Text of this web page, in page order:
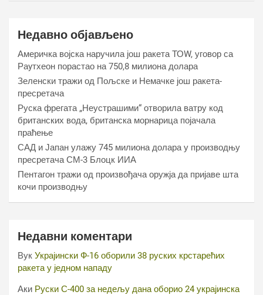
Недавно објављено
Америчка војска наручила још ракета ТОW, уговор са
Раyтхеон порастао на 750,8 милиона долара
Зеленски тражи од Пољске и Немачке још ракета-
пресретача
Руска фрегата „Неустрашими“ отворила ватру код
британских вода, британска морнарица појачала
праћење
САД и Јапан улажу 745 милиона долара у производњу
пресретача СМ-3 Блоцк ИИА
Пентагон тражи од произвођача оружја да пријаве шта
кочи производњу
Недавни коментари
Вук Украјински Ф-16 оборили 38 руских крстарећих
ракета у једном нападу
Аки Руски С-400 за недељу дана оборио 24 украјинска